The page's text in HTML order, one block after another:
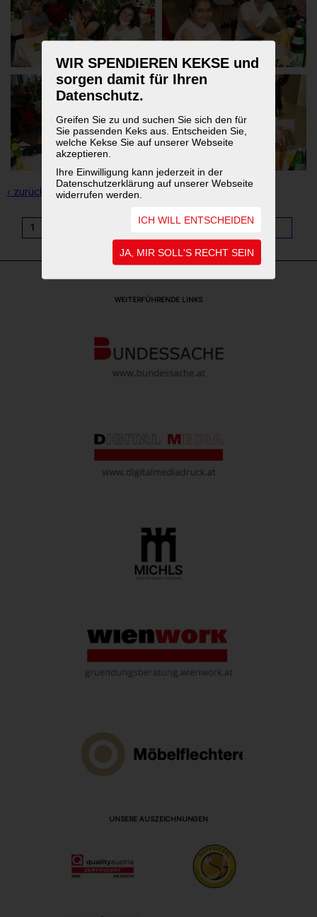
WIR SPENDIEREN KEKSE und
sorgen damit für Ihren
Datenschutz.
Greifen Sie zu und suchen Sie sich den für
Sie passenden Keks aus. Entscheiden Sie,
welche Kekse Sie auf unserer Webseite
akzeptieren.
Ihre Einwilligung kann jederzeit in der
Datenschutzerklärung auf unserer Webseite
widerrufen werden.
ICH WILL ENTSCHEIDEN
JA, MIR SOLL'S RECHT SEIN
‹ zurück zur Übersicht
1
WEITERFÜHRENDE LINKS
UNSERE AUSZEICHNUNGEN